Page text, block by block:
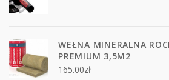
WEŁNA MINERALNA
PREMIUM 3,5M2
165.00zł